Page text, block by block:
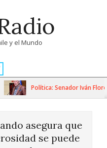
y el Mundo
Política: Senador Iván Flores
asegura que
se puede